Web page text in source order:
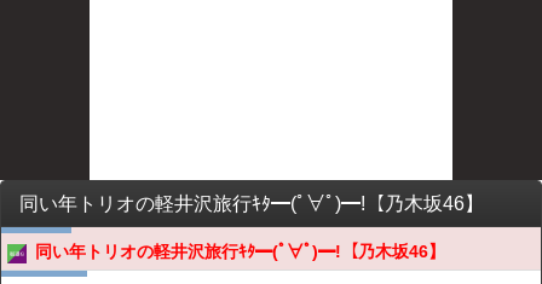
同い年トリオの軽井沢旅行ｷﾀ━(ﾟ∀ﾟ)━!【乃木坂46】
同い年トリオの軽井沢旅行ｷﾀ━(ﾟ∀ﾟ)━!【乃木坂46】